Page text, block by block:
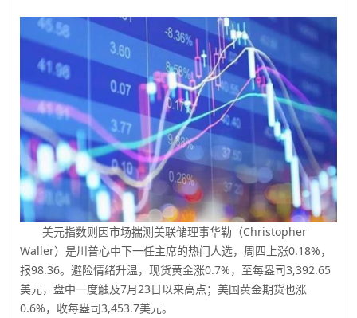
美元指数则因市场揣测美联储理事华勒（Christopher
Waller）是川普心中下一任主席的热门人选，周四上涨0.18%，
报98.36。避险情绪升温，现货黄金涨0.7%，至每盎司3,392.65
美元，盘中一度触及7月23日以来高点；美国黄金期货也涨
0.6%，收每盎司3,453.7美元。